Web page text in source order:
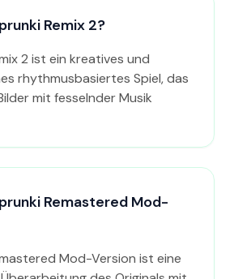
Remix 2?
2 ist ein kreatives und
rhythmusbasiertes Spiel, das
mit fesselnder Musik
Remastered Mod-
Mod-Version ist eine